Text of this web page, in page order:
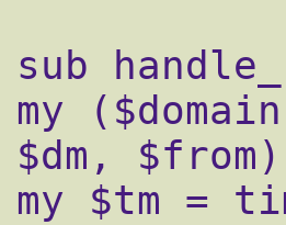
sub
my
$dm,
my $tm =